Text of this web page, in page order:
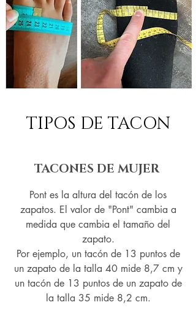
TIPOS DE TACON
TACONES DE MUJER
Pont es la altura del tacón de los
zapatos. El valor de "Pont" cambia a
medida que cambia el tamaño del
zapato.
Por ejemplo, un tacón de 13 puntos de
un zapato de la talla 40 mide 8,7 cm y
un tacón de 13 puntos de un zapato de
la talla 35 mide 8,2 cm.